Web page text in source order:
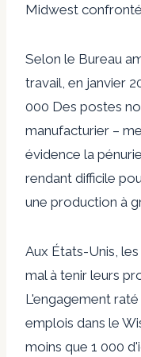
Midwest
Selon le Bureau
travail, en janvier
000 Des postes
manufacturier –
évidence la
rendant difficile
une production à
Aux États-Unis,
mal à tenir leurs
L'engagement
emplois dans le
moins que 1 000